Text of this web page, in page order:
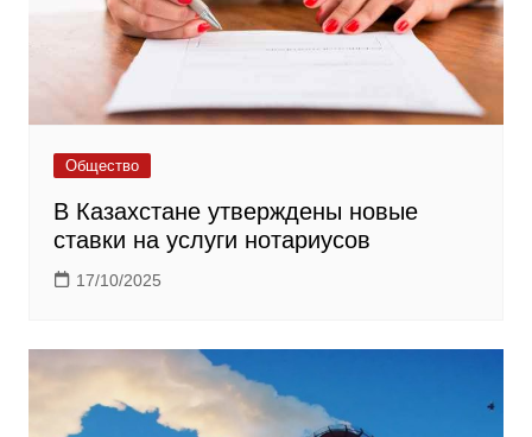
Общество
В Казахстане утверждены новые
ставки на услуги нотариусов
17/10/2025